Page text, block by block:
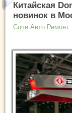
Китайская
новинок в
Сочи Авто Ремонт